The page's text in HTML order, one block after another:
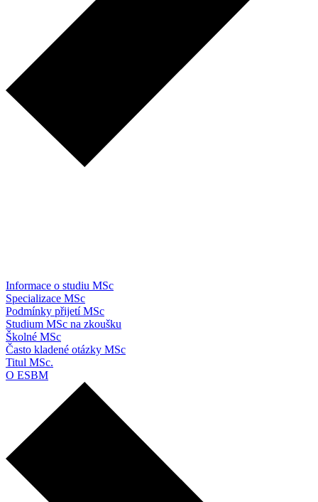
Informace o studiu MSc
Specializace MSc
Podmínky přijetí MSc
Studium MSc na zkoušku
Školné MSc
Často kladené otázky MSc
Titul MSc.
O ESBM